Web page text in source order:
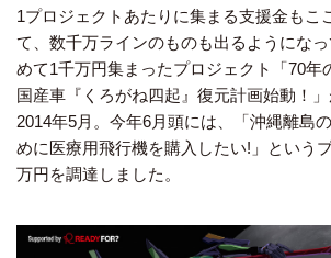
1プロジェクトあたりに集まる支援金もこ
て、数千万ラインのものも出るようにな
めて1千万円集まったプロジェクト「70年
国産車『くろがね四起』復元計画始動！
2014年5月。今年6月頭には、「沖縄離島
めに医療用飛行機を購入したい!」という
万円を調達しました。